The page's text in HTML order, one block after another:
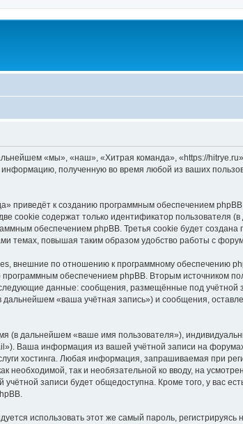
«мы», «наш», «Хитрая команда», «https://
полученную во время любой из ваших
приведёт к созданию программным обеспечением
cookie содержат только идентификатор пользователя
обеспечением phpBB. Третья cookie будет
темах, повышая таким образом удобство работы с
внешние по отношению к программному обеспечению
программным обеспечением phpBB. Вторым источником
данные: сообщения, размещённые под учётной
«ваша учётная запись») и сообщения,
(в дальнейшем «ваше имя пользователя»),
Ваша информация из вашей учётной записи на
хостинга. Любая информация, запрашиваемая при
необходимой, так и необязательной ко вводу, на
записи будет общедоступна. Кроме того, у вас
использовать этот же самый пароль, регистрируясь